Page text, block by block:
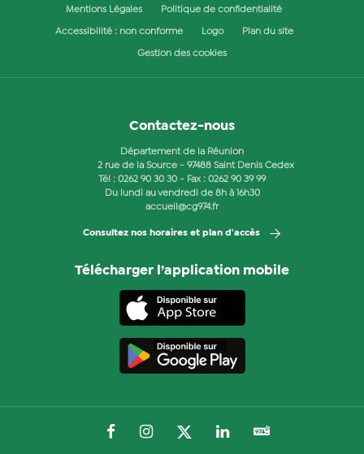
Mentions Légales Politique de confidentialité
Accessibilité : non conforme Logo Plan du site
Gestion des cookies
Contactez-nous
Département de la Réunion
2 rue de la Source - 97488 Saint Denis Cedex
Tél : 0262 90 30 30 - Fax : 0262 90 39 99
Du lundi au vendredi de 8h à 16h30
accueil@cg974.fr
Consultez nos horaires et plan d'accès
Télécharger l’application mobile